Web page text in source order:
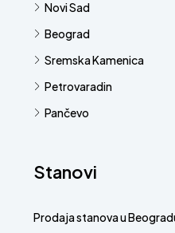
Novi Sad
Beograd
Sremska Kamenica
Petrovaradin
Pančevo
Stanovi
Prodaja stanova u